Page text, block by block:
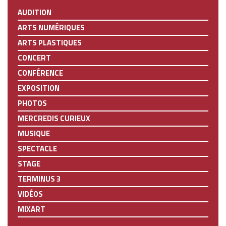
AUDITION
ARTS NUMÉRIQUES
ARTS PLASTIQUES
CONCERT
CONFÉRENCE
EXPOSITION
PHOTOS
MERCREDIS CURIEUX
MUSIQUE
SPECTACLE
STAGE
TERMINUS 3
VIDÉOS
MIXART